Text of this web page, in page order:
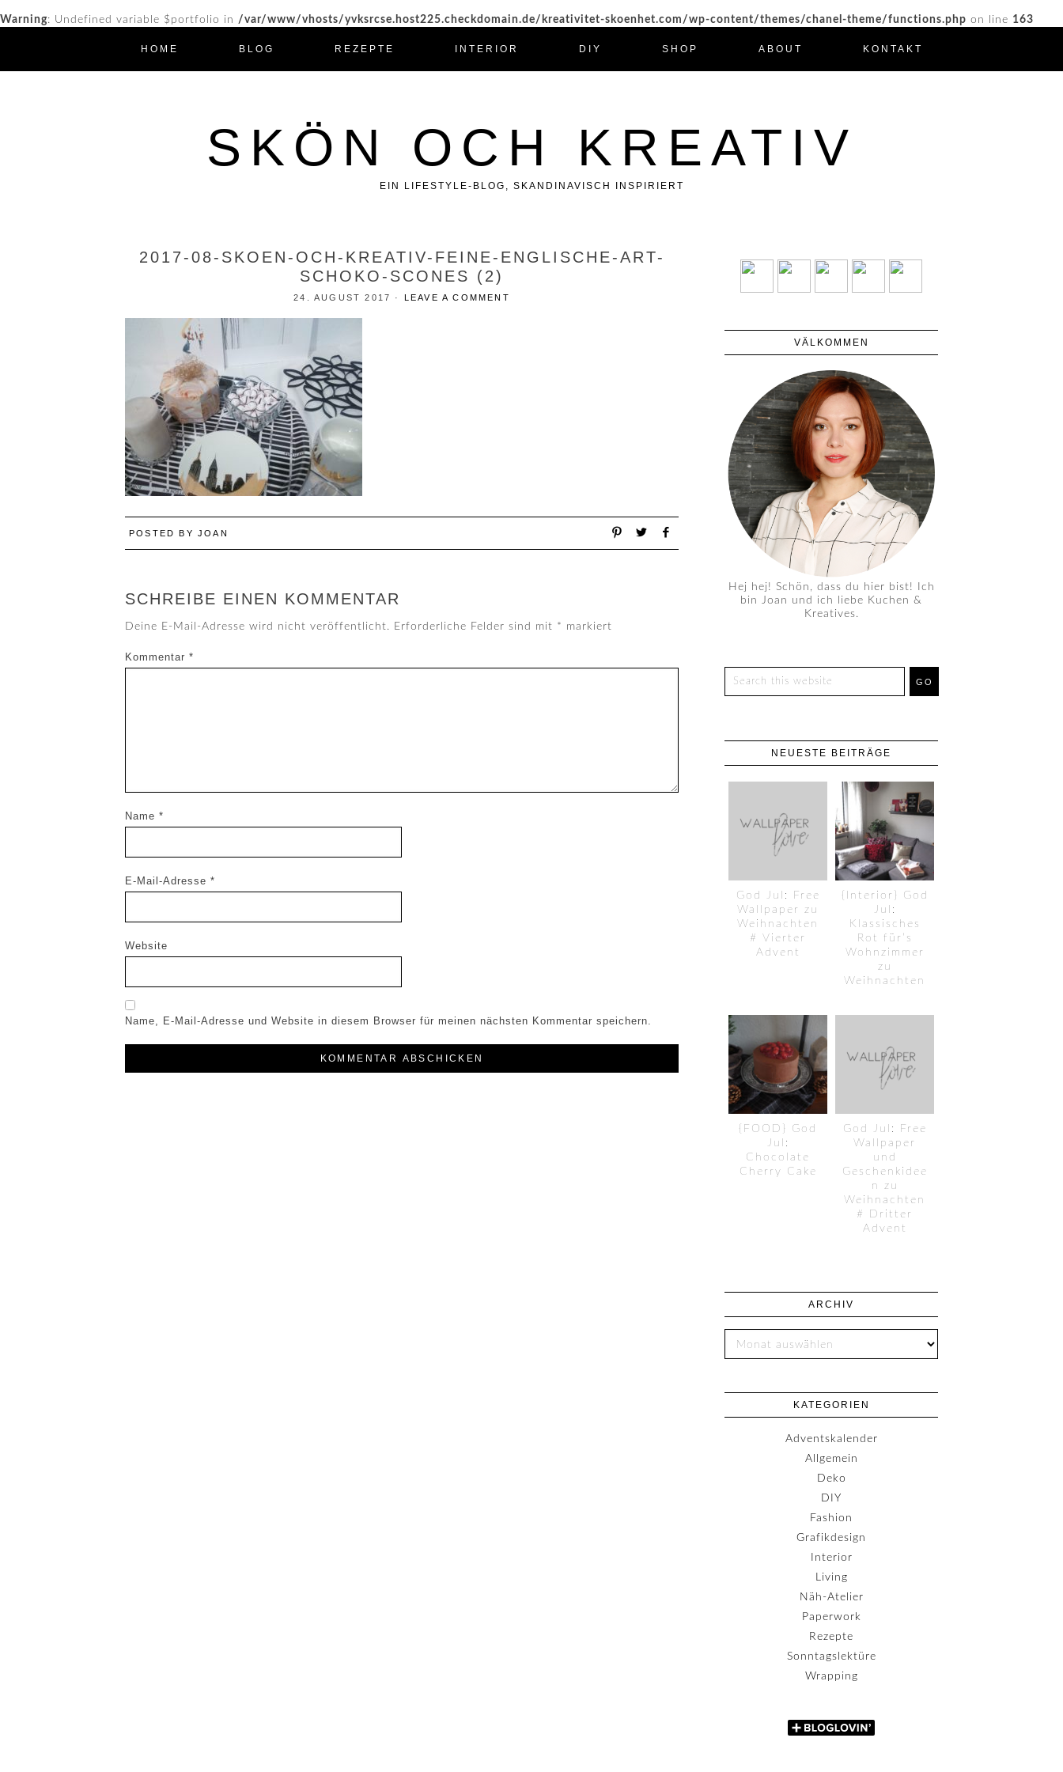
Warning: Undefined variable $portfolio in /var/www/vhosts/yvksrcse.host225.checkdomain.de/kreativitet-skoenhet.com/wp-content/themes/chanel-theme/functions.php on line 163
HOME BLOG REZEPTE INTERIOR DIY SHOP ABOUT KONTAKT
SKÖN OCH KREATIV
EIN LIFESTYLE-BLOG, SKANDINAVISCH INSPIRIERT
2017-08-SKOEN-OCH-KREATIV-FEINE-ENGLISCHE-ART-
SCHOKO-SCONES (2)
24. AUGUST 2017 · LEAVE A COMMENT
POSTED BY JOAN
SCHREIBE EINEN KOMMENTAR
Deine E-Mail-Adresse wird nicht veröffentlicht. Erforderliche Felder sind mit * markiert
Kommentar *
Name *
E-Mail-Adresse *
Website
Name, E-Mail-Adresse und Website in diesem Browser für meinen nächsten Kommentar speichern.
VÄLKOMMEN
Hej hej! Schön, dass du hier bist! Ich
bin Joan und ich liebe Kuchen &
Kreatives.
NEUESTE BEITRÄGE
God Jul: Free
Wallpaper zu
Weihnachten
# Vierter
Advent
{Interior} God
Jul:
Klassisches
Rot für’s
Wohnzimmer
zu
Weihnachten
{FOOD} God
Jul:
Chocolate
Cherry Cake
God Jul: Free
Wallpaper
und
Geschenkidee
n zu
Weihnachten
# Dritter
Advent
ARCHIV
KATEGORIEN
Adventskalender
Allgemein
Deko
DIY
Fashion
Grafikdesign
Interior
Living
Näh-Atelier
Paperwork
Rezepte
Sonntagslektüre
Wrapping